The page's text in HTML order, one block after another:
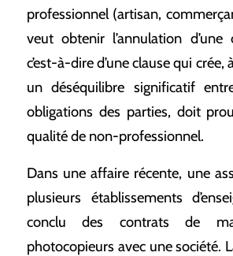
professionnel (artisan,
veut obtenir l’annulation d’une
c’est-à-dire d’une clause qui
un déséquilibre significatif
obligations des parties, doit
qualité de non-professionnel.
Dans une affaire récente, une
plusieurs établissements
conclu des contrats de
photocopieurs avec une société.